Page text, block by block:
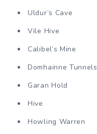
Uldur’s Cave
Vile Hive
Calibel’s Mine
Domhainne Tunnels
Garan Hold
Hive
Howling Warren